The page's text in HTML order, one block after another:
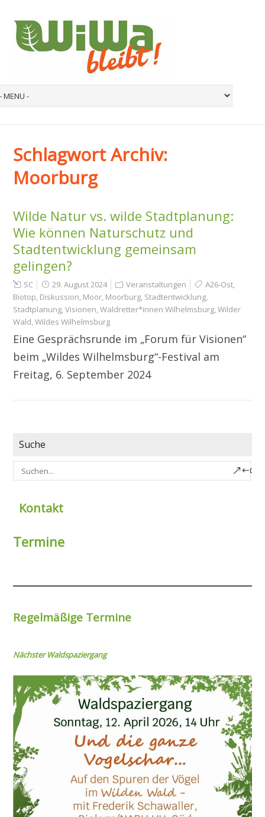
Schlagwort Archiv:
Moorburg
Wilde Natur vs. wilde Stadtplanung:
Wie können Naturschutz und
Stadtentwicklung gemeinsam
gelingen?
SC 29. August 2024 Veranstaltungen A26-Ost,
Biotop, Diskussion, Moor, Moorburg, Stadtentwicklung,
Stadtplanung,Visionen,Waldretter*innen Wilhelmsburg,Wilder
Wald,Wildes Wilhelmsburg
Eine Gesprächsrunde im „Forum für Visionen“
beim „Wildes Wilhelmsburg“-Festival am
Freitag, 6. September 2024
Suche
Kontakt
Termine
Regelmäßige Termine
Nächster Waldspaziergang